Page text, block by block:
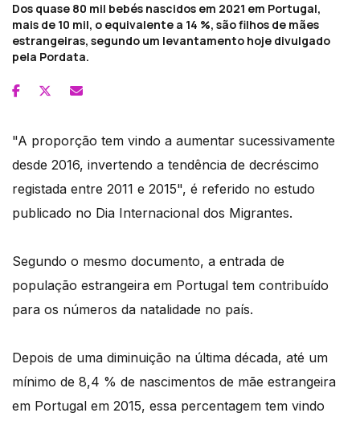
Dos quase 80 mil bebés nascidos em 2021 em Portugal,
mais de 10 mil, o equivalente a 14 %, são filhos de mães
estrangeiras, segundo um levantamento hoje divulgado
pela Pordata.
"A proporção tem vindo a aumentar sucessivamente
desde 2016, invertendo a tendência de decréscimo
registada entre 2011 e 2015", é referido no estudo
publicado no Dia Internacional dos Migrantes.
Segundo o mesmo documento, a entrada de
população estrangeira em Portugal tem contribuído
para os números da natalidade no país.
Depois de uma diminuição na última década, até um
mínimo de 8,4 % de nascimentos de mãe estrangeira
em Portugal em 2015, essa percentagem tem vindo